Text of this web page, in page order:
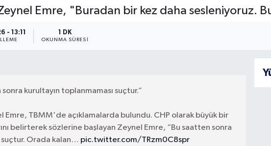
Emre, "Buradan bir kez daha sesleniyoruz.
- 13:11 1 DK
OKUNMA SÜRESI
kurultayın toplanmaması suçtur.”
Emre, TBMM'de açıklamalarda bulundu. CHP olarak büyük bir
belirterek sözlerine başlayan Zeynel Emre, “Bu saatten sonra
suçtur. Orada kalan… pic.twitter.com/TRzm0C8spr